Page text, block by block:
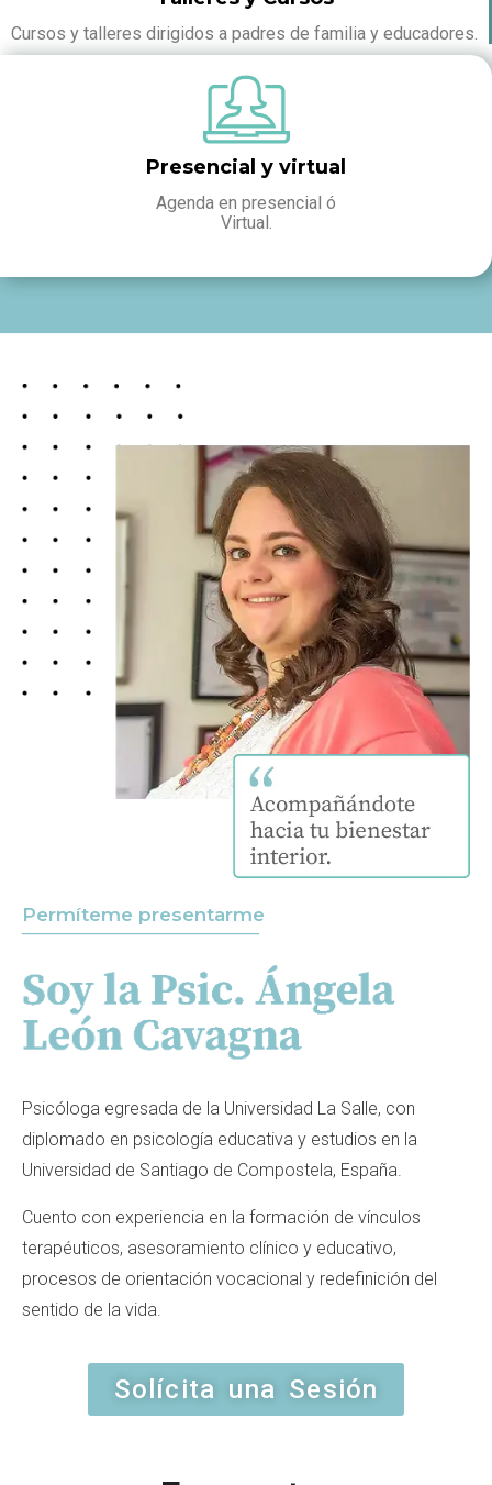
Cursos y talleres dirigidos a padres de familia y educadores.
Presencial y virtual
Agenda en presencial ó
Virtual.
Permíteme presentarme
──────────────────
Psicóloga egresada de la Universidad La Salle, con
diplomado en psicología educativa y estudios en la
Universidad de Santiago de Compostela, España.
Cuento con experiencia en la formación de vínculos
terapéuticos, asesoramiento clínico y educativo,
procesos de orientación vocacional y redefinición del
sentido de la vida.
Solícita una Sesión